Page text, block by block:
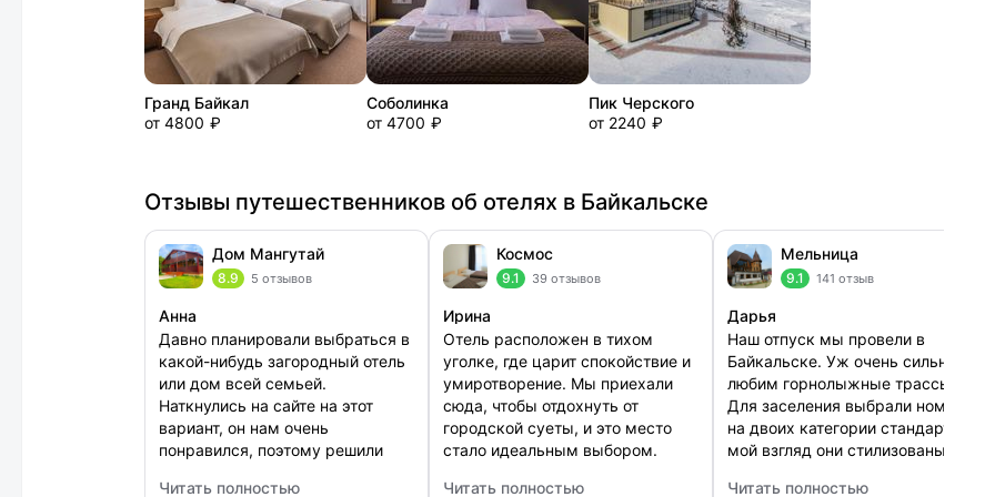
Гранд Байкал
от 4800 ₽
Соболинка
от 4700 ₽
Пик Черского
от 2240 ₽
Отзывы путешественников об отелях в Байкальске
Дом Мангутай
8.9 5 отзывов
Анна
Давно планировали выбраться в
какой-нибудь загородный отель
или дом всей семьей.
Наткнулись на сайте на этот
вариант, он нам очень
понравился, поэтому решили
Читать полностью
Космос
9.1 39 отзывов
Ирина
Отель расположен в тихом
уголке, где царит спокойствие и
умиротворение. Мы приехали
сюда, чтобы отдохнуть от
городской суеты, и это место
стало идеальным выбором.
Читать полностью
Мельница
9.1 141 отзыв
Дарья
Наш отпуск мы провели в
Байкальске. Уж очень сильно
любим горнолыжные трассы.
Для заселения выбрали номер
на двоих категории стандарт. На
мой взгляд они стилизованы, так
Читать полностью